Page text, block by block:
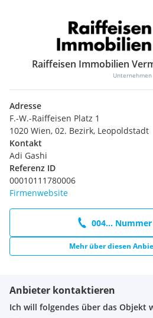
Raiffeisen Immobilien
Unternehmen
Adresse
F.-W.-Raiffeisen Platz 1
1020 Wien, 02. Bezirk, Leopoldstadt
Kontakt
Adi Gashi
Referenz ID
00010111780006
Firmenwebsite
004...
Mehr über diesen
Anbieter kontaktieren
Ich will folgendes über das Objekt